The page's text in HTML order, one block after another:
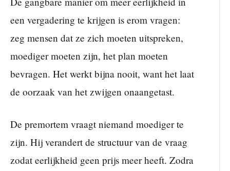
een vergadering te krijgen is erom vragen:
zeg mensen dat ze zich moeten uitspreken,
moediger moeten zijn, het plan moeten
bevragen. Het werkt bijna nooit, want het laat
de oorzaak van het zwijgen onaangetast.
De premortem vraagt niemand moediger te
zijn. Hij verandert de structuur van de vraag
zodat eerlijkheid geen prijs meer heeft. Zodra